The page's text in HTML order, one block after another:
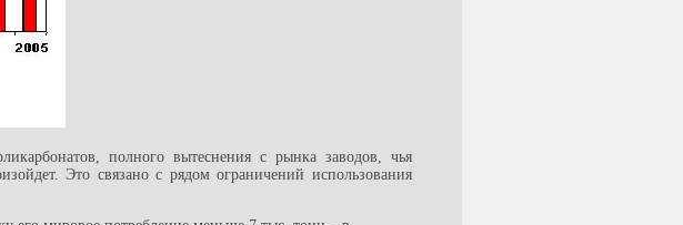
полного вытеснения с рынка заводов, чья
Это связано с рядом ограничений использования